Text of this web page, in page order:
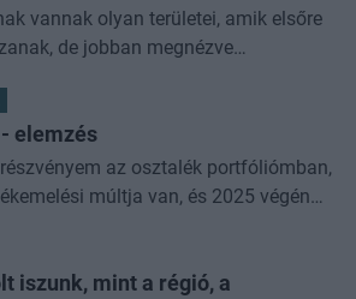
vannak olyan területei, amik elsőre
de jobban megnézve
is járnak. Az
elemzés
az osztalék portfóliómban,
múltja van, és 2025 végén
iszunk, mint a régió, a